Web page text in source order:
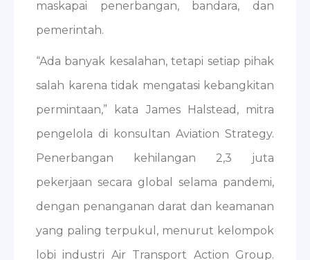
maskapai penerbangan, bandara, dan
pemerintah.
“Ada banyak kesalahan, tetapi setiap pihak
salah karena tidak mengatasi kebangkitan
permintaan,” kata James Halstead, mitra
pengelola di konsultan Aviation Strategy.
Penerbangan kehilangan 2,3 juta
pekerjaan secara global selama pandemi,
dengan penanganan darat dan keamanan
yang paling terpukul, menurut kelompok
lobi industri Air Transport Action Group.